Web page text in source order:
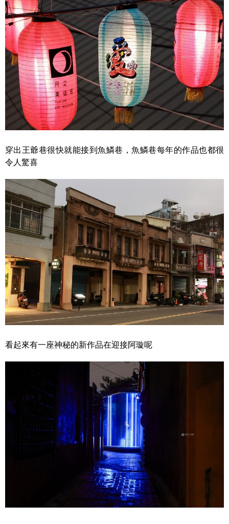
穿出王爺巷很快就能接到魚鱗巷，魚鱗巷每年的作品也都很
令人驚喜
看起來有一座神秘的新作品在迎接阿璇呢